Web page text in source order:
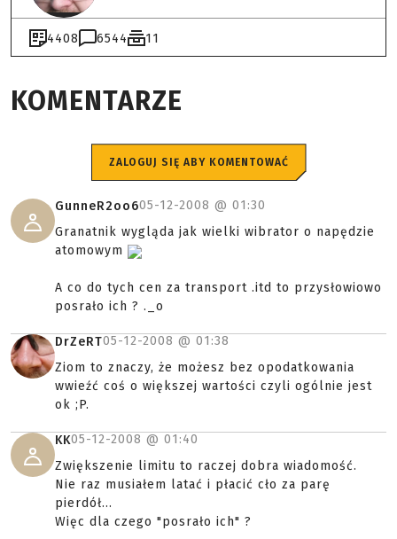
4408 6544 11
KOMENTARZE
ZALOGUJ SIĘ ABY KOMENTOWAĆ
GunneR2oo605-12-2008 @ 01:30
Granatnik wygląda jak wielki wibrator o napędzie
atomowym
A co do tych cen za transport .itd to przysłowiowo
posrało ich ? ._o
DrZeRT05-12-2008 @ 01:38
Ziom to znaczy, że możesz bez opodatkowania
wwieźć coś o większej wartości czyli ogólnie jest
ok ;P.
KK05-12-2008 @ 01:40
Zwiększenie limitu to raczej dobra wiadomość.
Nie raz musiałem latać i płacić cło za parę
pierdół...
Więc dla czego "posrało ich" ?